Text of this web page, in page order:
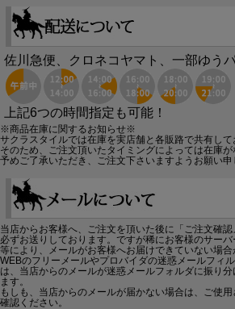
佐川急便、クロネコヤマト、一部ゆう
上記6つの時間指定も可能！
※商品在庫に関するお知らせ※
サクラスタイルでは在庫を実店舗と各販路で共有して
そのため、ご注文頂いたタイミングによっては在庫が
予めご了承いただき、ご注文下さいますようお願い申
当店からお客様へ、ご注文を頂いた後に「ご注文確
必ずお送りしております。ですが稀にお客様のサー
等により、メールがお客様へお届けできていない場合
WEBのフリーメールやプロバイダの迷惑メールフィ
は、当店からのメールが迷惑メールフォルダに振り
ます。
もしも、当店からのメールが届かない場合は、ご使
確認ください。